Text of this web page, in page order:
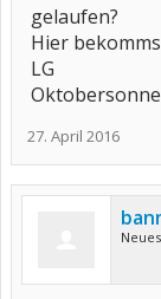
gelaufen?
Hier
LG
Oktobersonne
27. April 2016